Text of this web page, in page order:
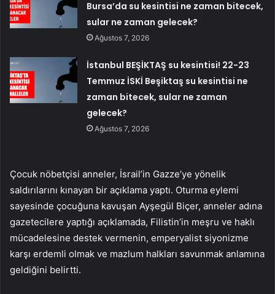
Bursa’da su kesintisi ne zaman bitecek,
sular ne zaman gelecek?
Ağustos 7, 2026
İstanbul BEŞİKTAŞ su kesintisi! 22-23
Temmuz İSKİ Beşiktaş su kesintisi ne
zaman bitecek, sular ne zaman
gelecek?
Ağustos 7, 2026
Çocuk nöbetçisi anneler, İsrail’in Gazze’ye yönelik
saldırılarını kınayan bir açıklama yaptı. Oturma eylemi
sayesinde çocuğuna kavuşan Ayşegül Biçer, anneler adına
gazetecilere yaptığı açıklamada, Filistin’in meşru ve haklı
mücadelesine destek vermenin, emperyalist siyonizme
karşı erdemli olmak ve mazlum halkları savunmak anlamına
geldiğini belirtti.